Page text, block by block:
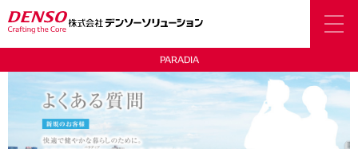
PARADIA